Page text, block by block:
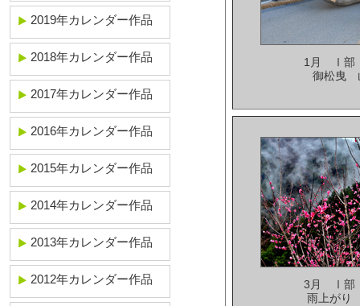
1月 Ⅰ部
御松曳
3月 Ⅰ部
雨上がり
2019年カレンダー作品
2018年カレンダー作品
2017年カレンダー作品
2016年カレンダー作品
2015年カレンダー作品
2014年カレンダー作品
2013年カレンダー作品
2012年カレンダー作品